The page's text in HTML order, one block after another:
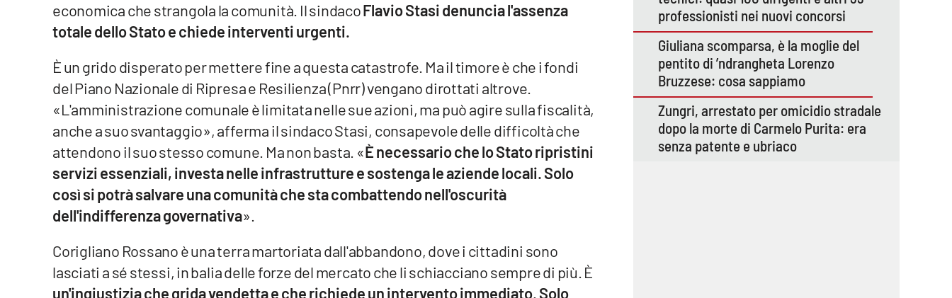
Lamezia Terme
Calabriavisione
economica che strangola la comunità. Il sindacoFlavio Stasi denuncia l'assenza
totale dello Stato e chiede interventi urgenti.
È un grido disperato per mettere fine a questa catastrofe. Ma il timore è che i fondi
del Piano Nazionale di Ripresa e Resilienza (Pnrr) vengano dirottati altrove.
«L'amministrazione comunale è limitata nelle sue azioni, ma può agire sulla fiscalità,
anche a suo svantaggio», afferma il sindaco Stasi, consapevole delle difficoltà che
attendono il suo stesso comune. Ma non basta. «È necessario che lo Stato ripristini
servizi essenziali, investa nelle infrastrutture e sostenga le aziende locali. Solo
così si potrà salvare una comunità che sta combattendo nell'oscurità
dell'indifferenza governativa».
Corigliano Rossano è una terra martoriata dall'abbandono, dove i cittadini sono
lasciati a sé stessi, in balia delle forze del mercato che li schiacciano sempre di più. È
un'ingiustizia che grida vendetta e che richiede un intervento immediato. Solo
professionisti nei nuovi concorsi
Giuliana scomparsa, è la moglie del
pentito di ’ndrangheta Lorenzo
Bruzzese: cosa sappiamo
Zungri, arrestato per omicidio stradale
dopo la morte di Carmelo Purita: era
senza patente e ubriaco